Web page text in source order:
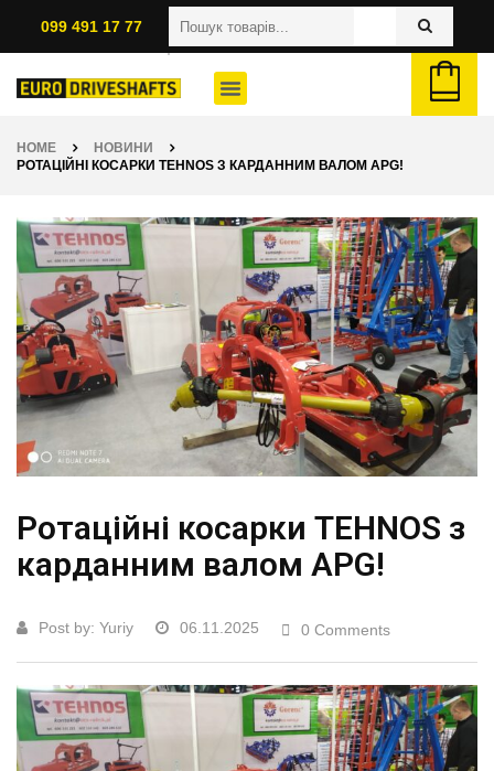
099 491 17 77
HOME
НОВИНИ
РОТАЦІЙНІ КОСАРКИ TEHNOS З КАРДАННИМ ВАЛОМ APG!
Ротаційні косарки TEHNOS з
карданним валом APG!
Post by: Yuriy 06.11.2025 0 Comments